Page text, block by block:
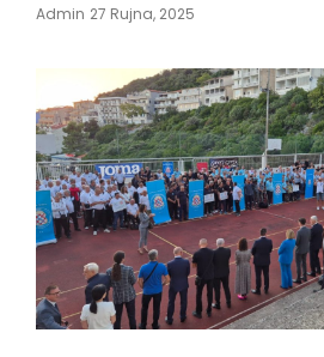
Admin Posted
27 Rujna, 2025